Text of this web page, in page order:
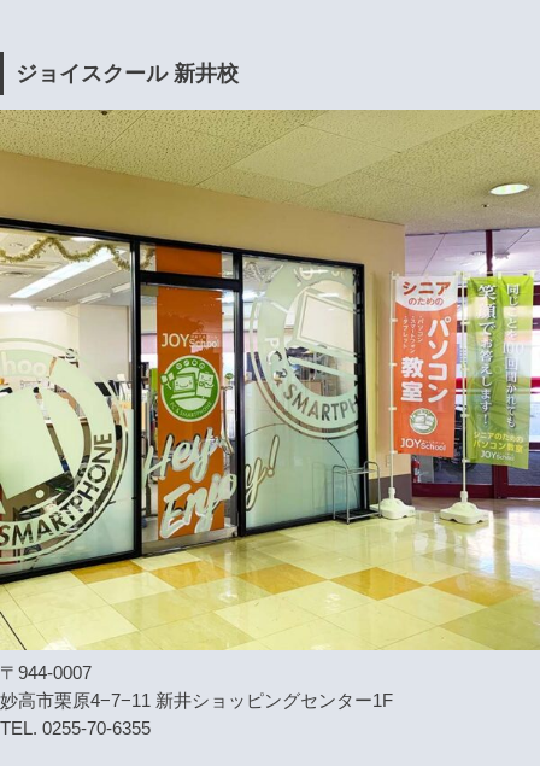
ジョイスクール 新井校
〒944-0007
妙高市栗原4−7−11 新井ショッピングセンター1F
TEL. 0255-70-6355